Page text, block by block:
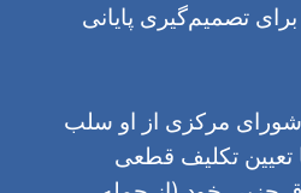
تصمیم‌گیری پایانی
که شورای مرکزی از او سلب
تکلیف قطعی